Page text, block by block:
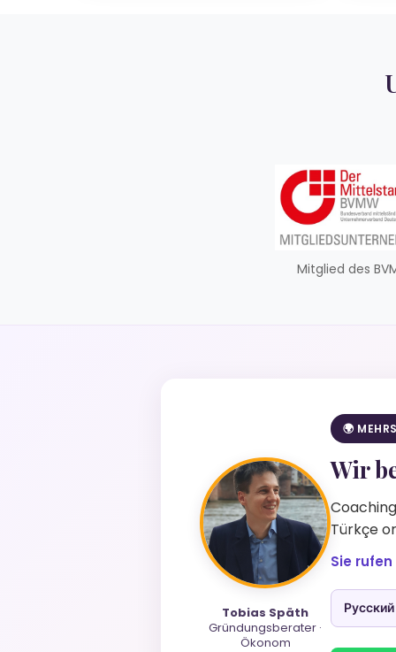
Mitglied des
Tobias Späth
Gründungsberater ·
Ökonom
🌍
Wir
Türkçe
Sie
Русский